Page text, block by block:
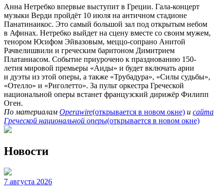
Анна Нетребко впервые выступит в Греции. Гала-концерт
музыки Верди пройдёт 10 июля на античном стадионе
Панатинаикос. Это самый большой зал под открытым небом
в Афинах. Нетребко выйдет на сцену вместе со своим мужем,
тенором Юсифом Эйвазовым, меццо-сопрано Анитой
Рачвелишвили и греческим баритоном Димитрием
Платаниасом. Событие приурочено к празднованию 150-
летия мировой премьеры «Аиды» и будет включать арии
и дуэты из этой оперы, а также «Трубадура», «Силы судьбы»,
«Отелло» и «Риголетто». За пульт оркестра Греческой
национальной оперы встанет французский дирижёр Филипп
Оген.
По материалам Operawire(открывается в новом окне) и сайта
Греческой национальной оперы(открывается в новом окне)
Новости
7 августа 2026